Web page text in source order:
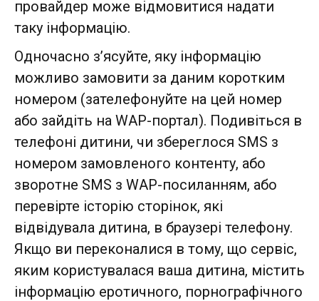
провайдер може відмовитися надати
таку інформацію.
Одночасно з’ясуйте, яку інформацію
можливо замовити за даним коротким
номером (зателефонуйте на цей номер
або зайдіть на WAP-портал). Подивіться в
телефоні дитини, чи збереглося SMS з
номером замовленого контенту, або
зворотне SMS з WAP-посиланням, або
перевірте історію сторінок, які
відвідувала дитина, в браузері телефону.
Якщо ви переконалися в тому, що сервіс,
яким користувалася ваша дитина, містить
інформацію еротичного, порнографічного